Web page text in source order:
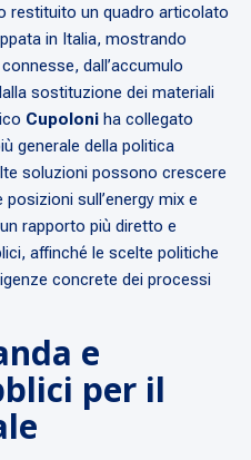
restituito un quadro articolato
in Italia, mostrando
dall’accumulo
sostituzione dei materiali
Cupoloni ha collegato
generale della politica
soluzioni possono crescere
sull’energy mix e
rapporto più diretto e
affinché le scelte politiche
concrete dei processi
e
per il